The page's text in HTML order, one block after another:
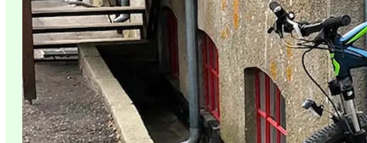
Sprogø
Planlæg din tur
Book & køb